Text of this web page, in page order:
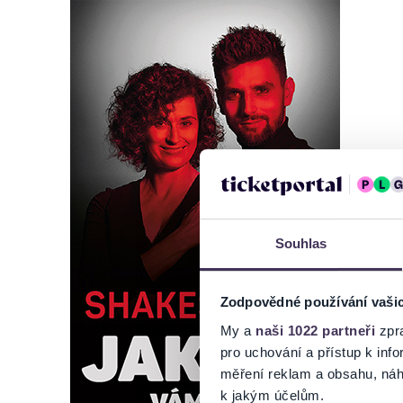
Souhlas
Zodpovědné používání
My a naši 1022 partneři
pro uchování a přístup k
měření reklam a obsahu,
k jakým účelům.